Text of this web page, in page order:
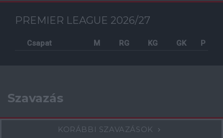
PREMIER LEAGUE 2026/27
Csapat M RG KG GK P
Szavazás
KORÁBBI SZAVAZÁSOK